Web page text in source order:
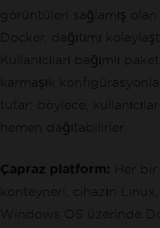
görüntüleri sağlamış olan
Docker, dağıtımı
Kullanıcıları bağımlı
karmaşık
tutar; böylece,
hemen dağıtabilirler.
Çapraz platform:
Her
konteyneri, cihazın
Windows OS üzerinde